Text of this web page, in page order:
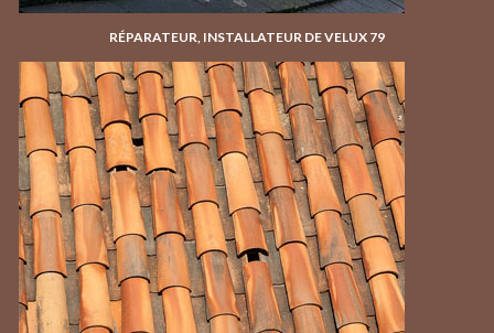
RÉPARATEUR, INSTALLATEUR DE VELUX 79